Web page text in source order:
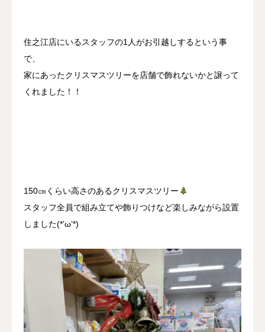
住之江店にいるスタッフの1人がお引越しするという事
で、
家にあったクリスマスツリーを店舗で飾れないかと譲って
くれました！！
150㎝くらい高さのあるクリスマスツリー
スタッフ全員で組み立てや飾りつけなど楽しみながら設置
しました(*’ω’*)